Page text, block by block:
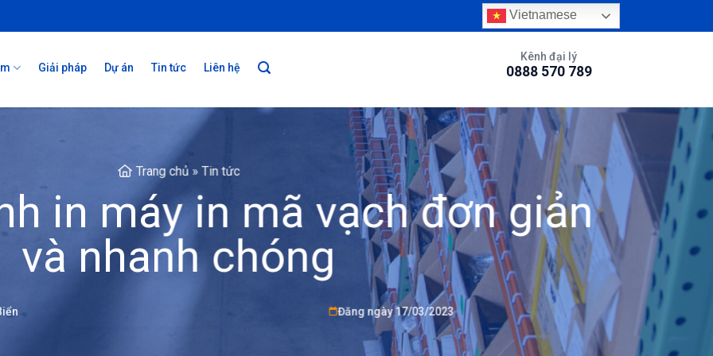
Vietnamese
Giải pháp Dự án Tin tức Liên hệ
Kênh đại lý
0888 570 789
Trang chủ » Tin tức
in máy in mã vạch đơn giản
và nhanh chóng
Đăng ngày 17/03/2023